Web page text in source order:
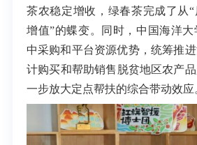
茶农稳定增收，绿春茶完成了从
增值”的蝶变。同时，中国海洋
中采购和平台资源优势，统筹推
计购买和帮助销售脱贫地区农产
一步放大定点帮扶的综合带动效应